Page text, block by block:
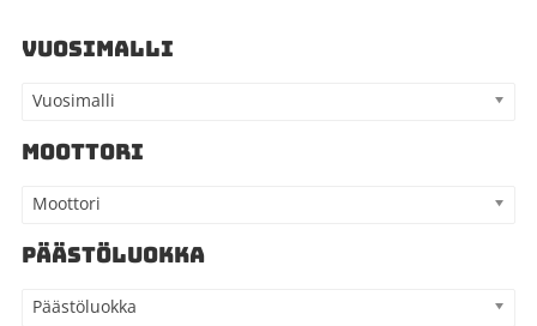
VUOSIMALLI
Vuosimalli
MOOTTORI
Moottori
PÄÄSTÖLUOKKA
Päästöluokka